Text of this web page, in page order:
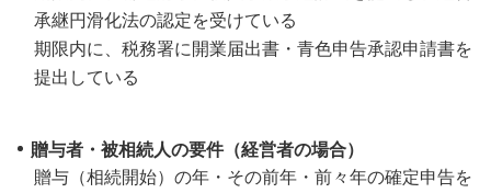
承継円滑化法の認定を受けている
期限内に、税務署に開業届出書・青色申告承認申請書を
提出している
贈与者・被相続人の要件（経営者の場合）
贈与（相続開始）の年・その前年・前々年の確定申告を